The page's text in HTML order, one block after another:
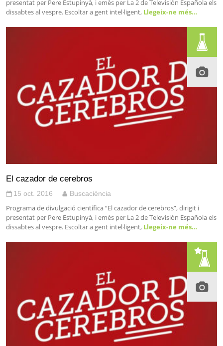
presentat per Pere Estupinyà, i emès per La 2 de Televisión Española els
dissabtes al vespre. Escoltar a gent intel·ligent, Llegeix-ne més…
El cazador de cerebros
15 oct. 2016 Buscaciència
Programa de divulgació científica “El cazador de cerebros”, dirigit i
presentat per Pere Estupinyà, i emès per La 2 de Televisión Española els
dissabtes al vespre. Escoltar a gent intel·ligent, Llegeix-ne més…